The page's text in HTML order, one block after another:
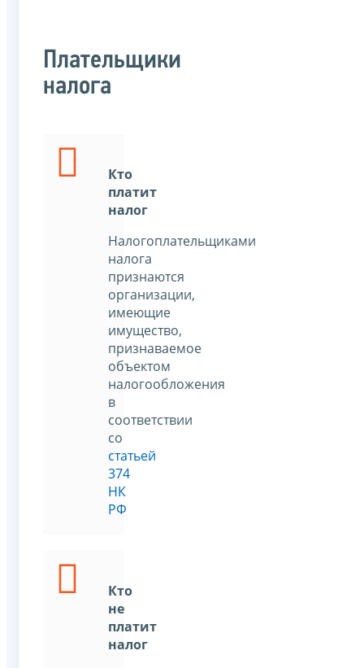
Плательщики
налога
Кто
платит
налог
Налогоплательщиками
налога
признаются
организации,
имеющие
имущество,
признаваемое
объектом
налогообложения
в
соответствии
со
статьей
374
НК
РФ
Кто
не
платит
налог